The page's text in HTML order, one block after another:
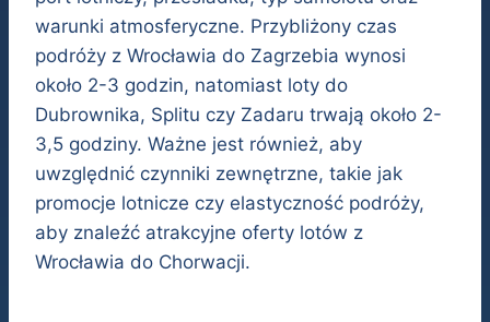
warunki atmosferyczne. Przybliżony czas
podróży z Wrocławia do Zagrzebia wynosi
około 2-3 godzin, natomiast loty do
Dubrownika, Splitu czy Zadaru trwają około 2-
3,5 godziny. Ważne jest również, aby
uwzględnić czynniki zewnętrzne, takie jak
promocje lotnicze czy elastyczność podróży,
aby znaleźć atrakcyjne oferty lotów z
Wrocławia do Chorwacji.